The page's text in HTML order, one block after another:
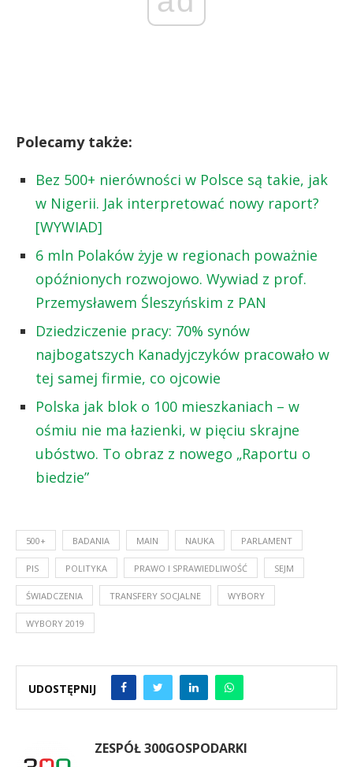
Polecamy także:
Bez 500+ nierówności w Polsce są takie, jak
w Nigerii. Jak interpretować nowy raport?
[WYWIAD]
6 mln Polaków żyje w regionach poważnie
opóźnionych rozwojowo. Wywiad z prof.
Przemysławem Śleszyńskim z PAN
Dziedziczenie pracy: 70% synów
najbogatszych Kanadyjczyków pracowało w
tej samej firmie, co ojcowie
Polska jak blok o 100 mieszkaniach – w
ośmiu nie ma łazienki, w pięciu skrajne
ubóstwo. To obraz z nowego „Raportu o
biedzie”
500+ BADANIA MAIN NAUKA PARLAMENT
PIS POLITYKA PRAWO I SPRAWIEDLIWOŚĆ SEJM
ŚWIADCZENIA TRANSFERY SOCJALNE WYBORY
WYBORY 2019
UDOSTĘPNIJ
ZESPÓŁ 300GOSPODARKI